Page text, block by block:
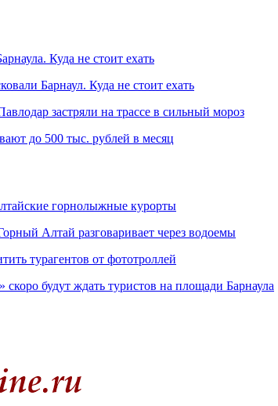
Куда не стоит ехать
Барнаул. Куда не стоит ехать
застряли на трассе в сильный мороз
до 500 тыс. рублей в месяц
горнолыжные курорты
Алтай разговаривает через водоемы
турагентов от фототроллей
будут ждать туристов на площади Барнаула